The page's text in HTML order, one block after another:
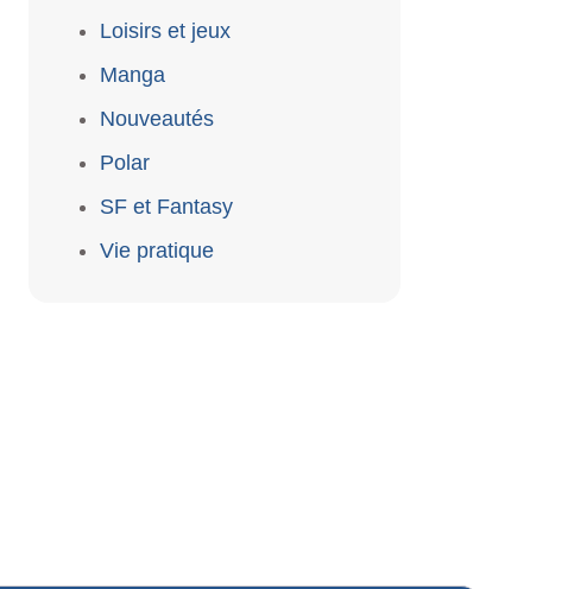
Loisirs et jeux
Manga
Nouveautés
Polar
SF et Fantasy
Vie pratique